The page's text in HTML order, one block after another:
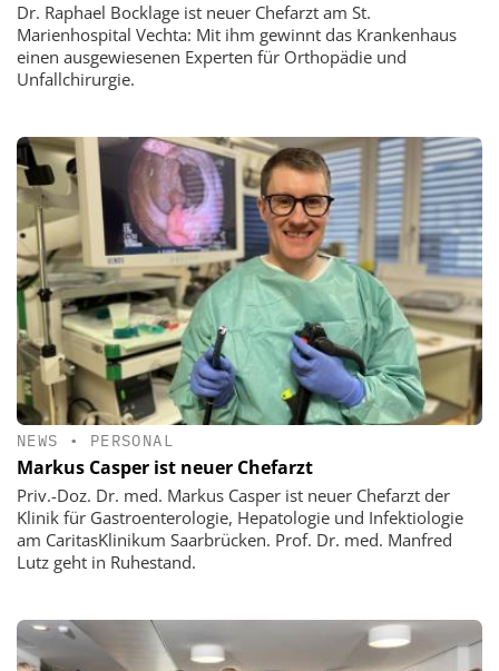
Dr. Raphael Bocklage ist neuer Chefarzt am St.
Marienhospital Vechta: Mit ihm gewinnt das Krankenhaus
einen ausgewiesenen Experten für Orthopädie und
Unfallchirurgie.
NEWS • PERSONAL
Markus Casper ist neuer Chefarzt
Priv.-Doz. Dr. med. Markus Casper ist neuer Chefarzt der
Klinik für Gastroenterologie, Hepatologie und Infektiologie
am CaritasKlinikum Saarbrücken. Prof. Dr. med. Manfred
Lutz geht in Ruhestand.